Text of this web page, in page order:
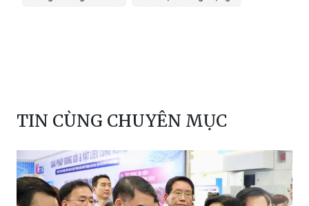
TIN CÙNG CHUYÊN MỤC